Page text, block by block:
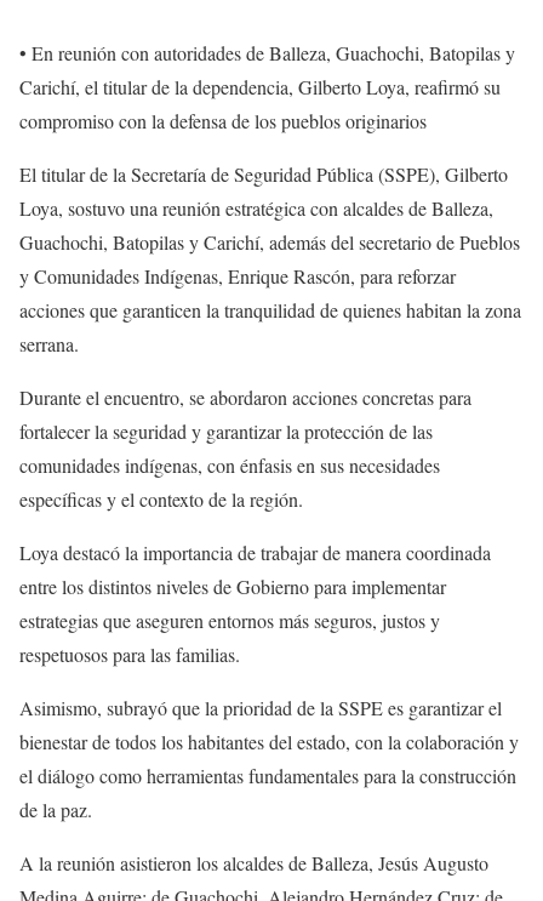
•⁠ ⁠En reunión con autoridades de Balleza, Guachochi, Batopilas y
Carichí, el titular de la dependencia, Gilberto Loya, reafirmó su
compromiso con la defensa de los pueblos originarios
El titular de la Secretaría de Seguridad Pública (SSPE), Gilberto
Loya, sostuvo una reunión estratégica con alcaldes de Balleza,
Guachochi, Batopilas y Carichí, además del secretario de Pueblos
y Comunidades Indígenas, Enrique Rascón, para reforzar
acciones que garanticen la tranquilidad de quienes habitan la zona
serrana.
Durante el encuentro, se abordaron acciones concretas para
fortalecer la seguridad y garantizar la protección de las
comunidades indígenas, con énfasis en sus necesidades
específicas y el contexto de la región.
Loya destacó la importancia de trabajar de manera coordinada
entre los distintos niveles de Gobierno para implementar
estrategias que aseguren entornos más seguros, justos y
respetuosos para las familias.
Asimismo, subrayó que la prioridad de la SSPE es garantizar el
bienestar de todos los habitantes del estado, con la colaboración y
el diálogo como herramientas fundamentales para la construcción
de la paz.
A la reunión asistieron los alcaldes de Balleza, Jesús Augusto